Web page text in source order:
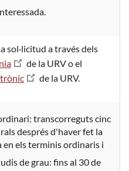
sol·licitud a través dels
de la URV o el
de la URV.
transcorreguts cinc
després d'haver fet la
en els terminis ordinaris i
de grau: fins al 30 de